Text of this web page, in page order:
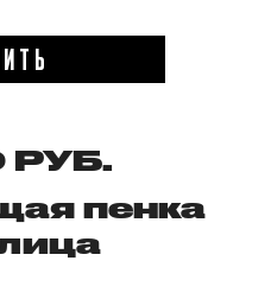
РУБ.
пенка